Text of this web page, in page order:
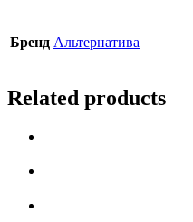
Бренд Альтернатива
Related products